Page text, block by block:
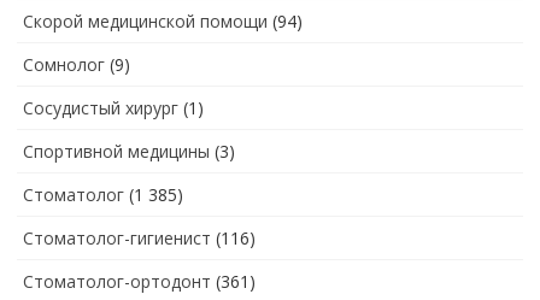
Скорой медицинской помощи (94)
Сомнолог (9)
Сосудистый хирург (1)
Спортивной медицины (3)
Стоматолог (1 385)
Стоматолог-гигиенист (116)
Стоматолог-ортодонт (361)